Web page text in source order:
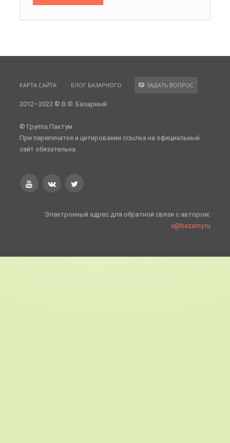
КАРТА САЙТА БЛОГ БАЗАРНОГО ЗАДАТЬ ВОПРОС
2012–2022 © В.Ф. Базарный
© Группа Пактум
При перепечатке и цитировании ссылка на официальный
сайт обязательна.
Электронный адрес для обратной связи с автором:
v@bazarny.ru